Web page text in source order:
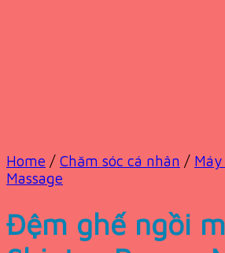
Home / Chăm sóc cá nhân /
Massage
Đệm ghế ngồi